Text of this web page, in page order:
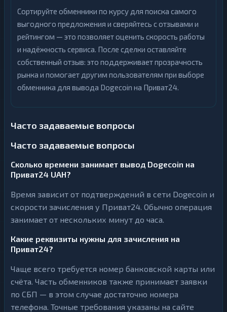
Сортируйте обменники по курсу для поиска самого
выгодного предложения и сверяйтесь с отзывами и
рейтингом — это позволяет оценить скорость работы
и надёжность сервиса. После сделки оставляйте
собственный отзыв: это поддерживает прозрачность
рынка и помогает другим пользователям при выборе
обменника для вывода Dogecoin на Приват24.
Часто задаваемые вопросы
Часто задаваемые вопросы
Сколько времени занимает вывод Dogecoin на
Приват24 UAH?
Время зависит от подтверждений в сети Dogecoin и
скорости зачисления у Приват24. Обычно операция
занимает от нескольких минут до часа.
Какие реквизиты нужны для зачисления на
Приват24?
Чаще всего требуется номер банковской карты или
счёта. Часть обменников также принимает заявки
по СБП — в этом случае достаточно номера
телефона. Точные требования указаны на сайте